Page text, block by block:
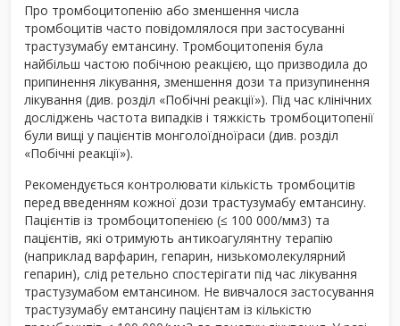
Про тромбоцитопенію або зменшення числа
тромбоцитів часто повідомлялося при застосуванні
трастузумабу емтансину. Тромбоцитопенія була
найбільш частою побічною реакцією, що призводила до
припинення лікування, зменшення дози та призупинення
лікування (див. розділ «Побічні реакції»). Під час клінічних
досліджень частота випадків і тяжкість тромбоцитопенії
були вищі у пацієнтів монголоїдноїраси (див. розділ
«Побічні реакції»).
Рекомендується контролювати кількість тромбоцитів
перед введенням кожної дози трастузумабу емтансину.
Пацієнтів із тромбоцитопенією (≤ 100 000/мм3) та
пацієнтів, які отримують антикоагулянтну терапію
(наприклад варфарин, гепарин, низькомолекулярний
гепарин), слід ретельно спостерігати під час лікування
трастузумабом емтансином. Не вивчалося застосування
трастузумабу емтансину пацієнтам із кількістю